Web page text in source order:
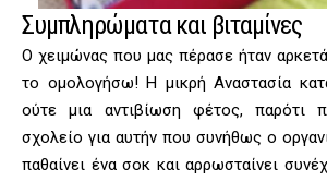
Συμπληρώματα και βιταμίνες
Ο χειμώνας που μας πέρασε ήταν
το ομολογήσω! Η μικρή Αναστασία
ούτε μια αντιβίωση φέτος, παρότι
σχολείο για αυτήν που συνήθως ο
παθαίνει ένα σοκ και αρρωσταίνει